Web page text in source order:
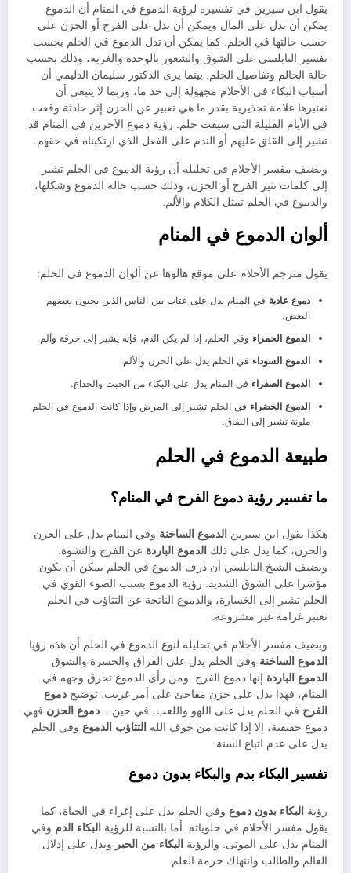
يقول ابن سيرين في تفسيره لرؤية الدموع في المنام أن الدموع
يمكن أن تدل على المال ويمكن أن تدل على الفرح أو الحزن على
حسب حالتها في الحلم. كما يمكن أن تدل الدموع في الحلم بحسب
تفسير النابلسي على الشوق والشعور بالوحدة والغربة، وذلك بحسب
حالة الحالم وتفاصيل الحلم. بينما يرى الدكتور سليمان الدليمي أن
أسباب البكاء في الأحلام مجهولة إلى حد ما، وربما لا ينبغي أن
نعتبرها علامة تحذيرية بقدر ما هي تعبير عن الحزن إثر حادثة وقعت
في الأيام القليلة التي سبقت حلم. رؤية دموع الآخرين في المنام قد
تشير إلى القلق عليهم أو الندم على الفعل الذي ارتكبناه في حقهم.
ويضيف مفسر الأحلام في تحليله أن رؤية الدموع في الحلم تشير
إلى كلمات تثير الفرح أو الحزن، وذلك حسب حالة الدموع وشكلها،
والدموع في الحلم تمثل الكلام والألم.
ألوان الدموع في المنام
يقول مترجم الأحلام على موقع هالوها عن ألوان الدموع في الحلم:
دموع عادية في المنام يدل على عتاب بين الناس الذين يحبون بعضهم
البعض.
الدموع الحمراء وفي الحلم، إذا لم يكن الدم، فإنه يشير إلى حرقة وألم.
الدموع السوداء في الحلم يدل على الحزن والألم.
الدموع الصفراء في المنام يدل على البكاء من الخبث والخداع.
الدموع الخضراء في الحلم تشير إلى المرض وإذا كانت الدموع في الحلم
ملونة تشير إلى النفاق.
طبيعة الدموع في الحلم
ما تفسير رؤية دموع الفرح في المنام؟
هكذا يقول ابن سيرين الدموع الساخنة وفي المنام يدل على الحزن
والحزن، كما يدل على ذلك الدموع الباردة عن الفرح والنشوة.
ويضيف الشيخ النابلسي أن ذرف الدموع في الحلم يمكن أن يكون
مؤشرا على الشوق الشديد. رؤية الدموع بسبب الضوء القوي في
الحلم تشير إلى الخسارة، والدموع الناتجة عن التثاؤب في الحلم
تعتبر غرامة غير مشروعة.
ويضيف مفسر الأحلام في تحليله لنوع الدموع في الحلم أن هذه رؤيا
الدموع الساخنة وفي الحلم يدل على الفراق والحسرة والشوق
الدموع الباردة إنها دموع الفرح. ومن رأى الدموع تحرق وجهه في
المنام، فهذا يدل على حزن مفاجئ على أمر غريب. توضيح دموع
الفرح في الحلم يدل على اللهو واللعب، في حين… دموع الحزن فهي
دموع حقيقية، إلا إذا كانت من خوف الله التثاؤب الدموع وفي الحلم
يدل على عدم اتباع السنة.
تفسير البكاء بدم والبكاء بدون دموع
رؤية البكاء بدون دموع وفي الحلم يدل على إغراء في الحياة، كما
يقول مفسر الأحلام في حلوياته. أما بالنسبة للرؤية البكاء الدم وفي
المنام يدل على الموتى. والرؤية البكاء من الحبر ويدل على إذلال
العالم والطالب وانتهاك حرمة العلم.